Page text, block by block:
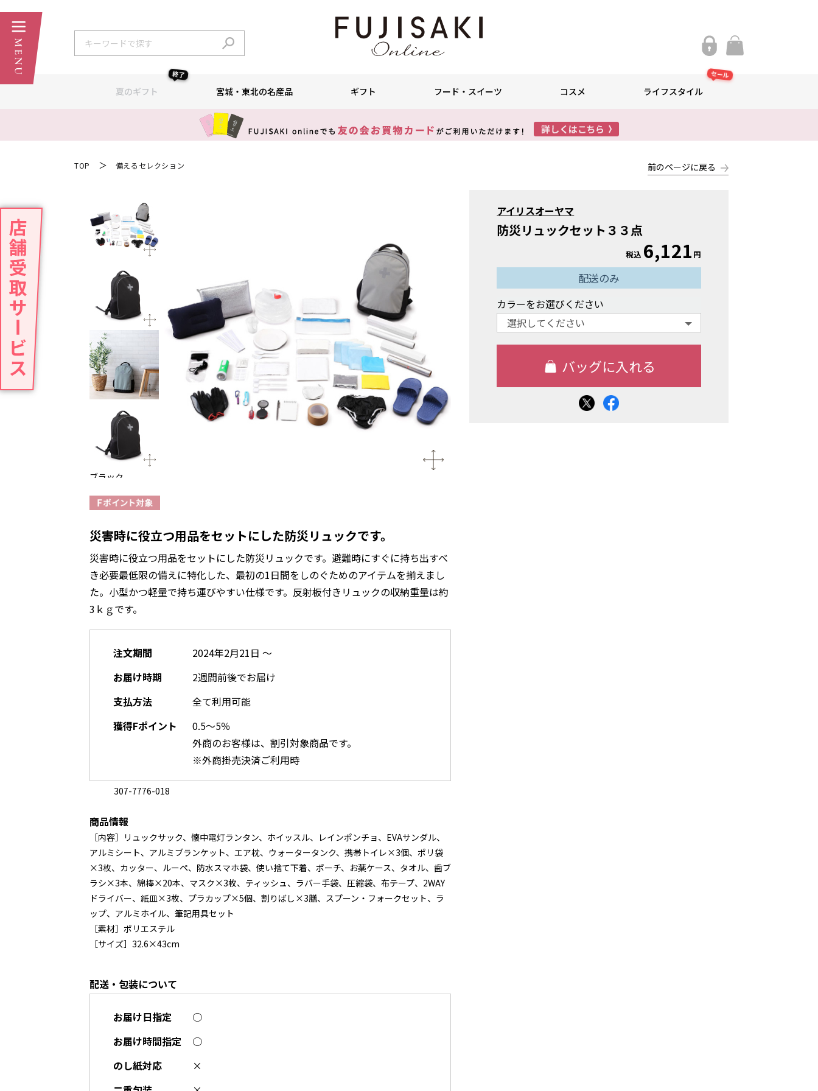
夏のギフト
終了
宮城・東北の名産品 ギフト フード・スイーツ コスメ ライフスタイル
セール
TOP ＞ 備えるセレクション 前のページに戻る
ブラック
グレー
ブラック
グレー
ブラック
災害時に役立つ用品をセットにした防災リュックです。
災害時に役立つ用品をセットにした防災リュックです。避難時にすぐに持ち出すべ
き必要最低限の備えに特化した、最初の1日間をしのぐためのアイテムを揃えまし
た。小型かつ軽量で持ち運びやすい仕様です。反射板付きリュックの収納重量は約
3ｋｇです。
注文期間
2024年2月21日 ～
お届け時期
2週間前後でお届け
支払方法
全て利用可能
獲得Fポイント
0.5～5％
外商のお客様は、割引対象商品です。
※外商掛売決済ご利用時
307-7776-018
商品情報
［内容］リュックサック、懐中電灯ランタン、ホイッスル、レインポンチョ、EVAサンダル、
アルミシート、アルミブランケット、エア枕、ウォータータンク、携帯トイレ×3個、ポリ袋
×3枚、カッター、ルーペ、防水スマホ袋、使い捨て下着、ポーチ、お薬ケース、タオル、歯ブ
ラシ×3本、綿棒×20本、マスク×3枚、ティッシュ、ラバー手袋、圧縮袋、布テープ、2WAY
ドライバー、紙皿×3枚、プラカップ×5個、割りばし×3膳、スプーン・フォークセット、ラ
ップ、アルミホイル、筆記用具セット
［素材］ポリエステル
［サイズ］32.6×43cm
配送・包装について
お届け日指定
○
お届け時間指定
○
のし紙対応
×
アイリスオーヤマ
防災リュックセット３３点
税込 6,121 円
配送のみ
カラーをお選びください